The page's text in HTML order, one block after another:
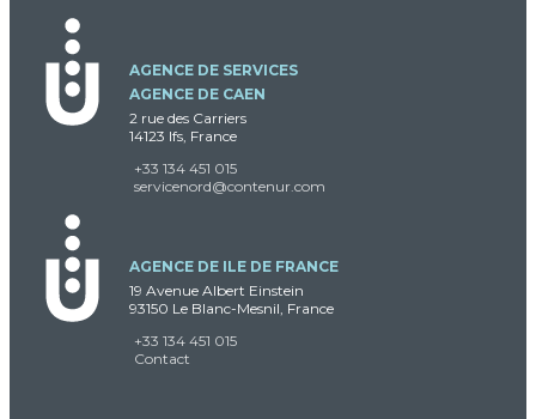
AGENCE DE SERVICES
AGENCE DE CAEN
2 rue des Carriers
14123 Ifs, France
+33 134 451 015
servicenord@contenur.com
AGENCE DE ILE DE FRANCE
19 Avenue Albert Einstein
93150 Le Blanc-Mesnil, France
+33 134 451 015
Contact